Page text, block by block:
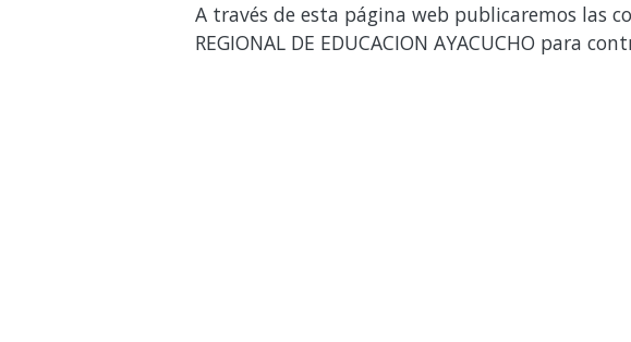
A través de esta página web publicaremos las
REGIONAL DE EDUCACION AYACUCHO para